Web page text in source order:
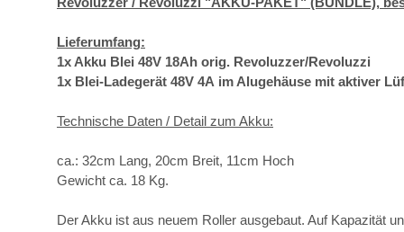
Lieferumfang:
1x Akku Blei 48V 18Ah orig. Revoluzzer/Revoluzzi
1x Blei-Ladegerät 48V 4A im Alugehäuse mit aktiver
Technische Daten / Detail zum Akku:
ca.: 32cm Lang, 20cm Breit, 11cm Hoch
Gewicht ca. 18 Kg.
Der Akku ist aus neuem Roller ausgebaut. Auf Kapazität